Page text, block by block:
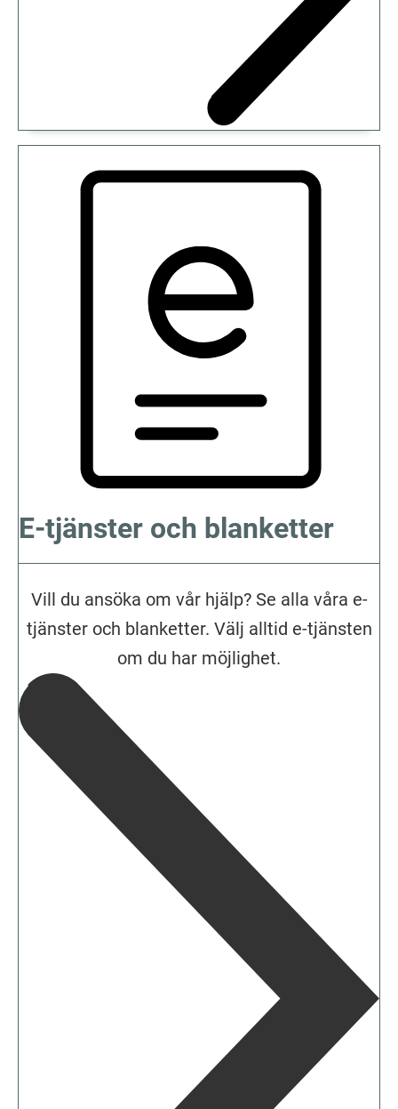
E-tjänster och blanketter
Vill du ansöka om vår hjälp? Se alla våra e-
tjänster och blanketter. Välj alltid e-tjänsten
om du har möjlighet.